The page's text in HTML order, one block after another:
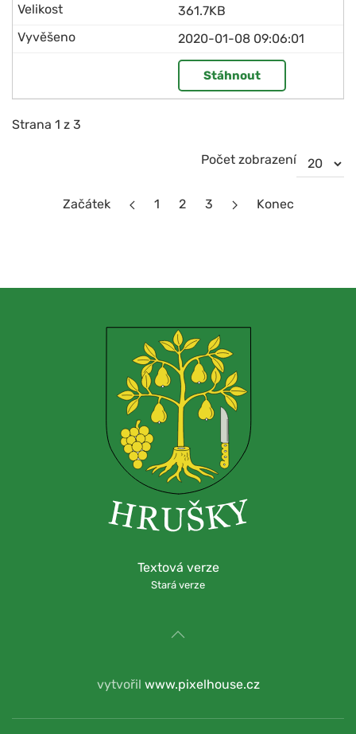
361.7KB
2020-01-08 09:06:01
Stáhnout
Strana 1 z 3
Počet zobrazení
Začátek 1 2 3 Konec
Textová verze
Stará verze
vytvořil www.pixelhouse.cz